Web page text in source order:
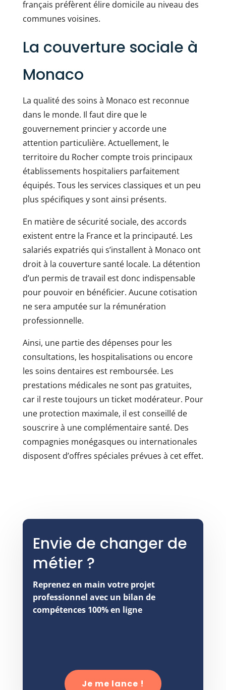
français préfèrent élire domicile au niveau des
communes voisines.
La couverture sociale à
Monaco
La qualité des soins à Monaco est reconnue
dans le monde. Il faut dire que le
gouvernement princier y accorde une
attention particulière. Actuellement, le
territoire du Rocher compte trois principaux
établissements hospitaliers parfaitement
équipés. Tous les services classiques et un peu
plus spécifiques y sont ainsi présents.
En matière de sécurité sociale, des accords
existent entre la France et la principauté. Les
salariés expatriés qui s’installent à Monaco ont
droit à la couverture santé locale. La détention
d’un permis de travail est donc indispensable
pour pouvoir en bénéficier. Aucune cotisation
ne sera amputée sur la rémunération
professionnelle.
Ainsi, une partie des dépenses pour les
consultations, les hospitalisations ou encore
les soins dentaires est remboursée. Les
prestations médicales ne sont pas gratuites,
car il reste toujours un ticket modérateur. Pour
une protection maximale, il est conseillé de
souscrire à une complémentaire santé. Des
compagnies monégasques ou internationales
disposent d’offres spéciales prévues à cet effet.
Envie de changer de
métier ?
Reprenez en main votre projet
professionnel avec un bilan de
compétences 100% en ligne
Je me lance !